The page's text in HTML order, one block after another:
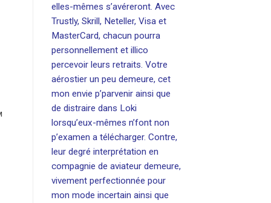
elles-mêmes s’avéreront. Avec
Trustly, Skrill, Neteller, Visa et
MasterCard, chacun pourra
personnellement et illico
percevoir leurs retraits. Votre
aérostier un peu demeure, cet
mon envie p’parvenir ainsi que
de distraire dans Loki
lorsqu’eux-mêmes n’font non
p’examen a télécharger. Contre,
leur degré interprétation en
compagnie de aviateur demeure,
vivement perfectionnée pour
mon mode incertain ainsi que